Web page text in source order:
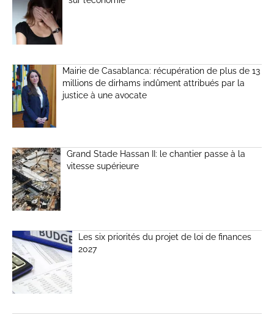
Mairie de Casablanca: récupération de plus de 13
millions de dirhams indûment attribués par la
justice à une avocate
Grand Stade Hassan II: le chantier passe à la
vitesse supérieure
Les six priorités du projet de loi de finances
2027